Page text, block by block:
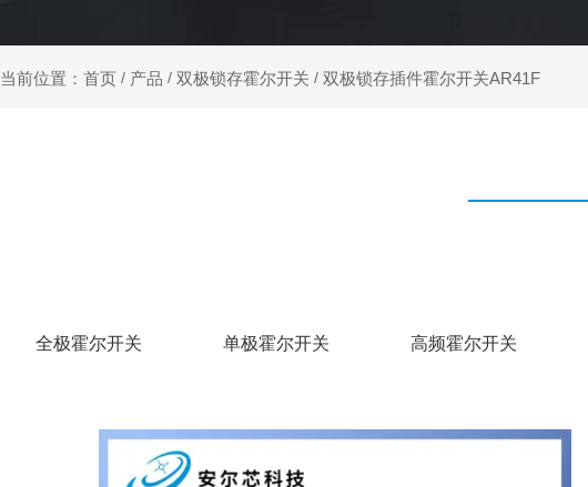
当前位置：首页 / 产品 / 双极锁存霍尔开关 / 双极锁存插件霍尔开关AR41F
全极霍尔开关 单极霍尔开关 高频霍尔开关